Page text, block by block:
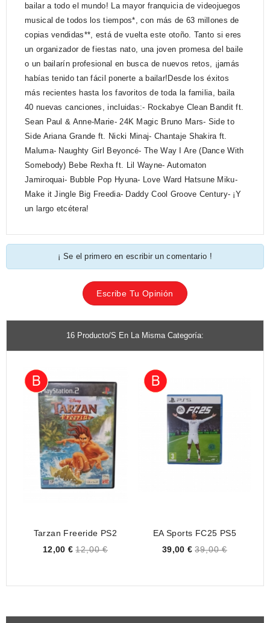
bailar a todo el mundo! La mayor franquicia de videojuegos
musical de todos los tiempos*, con más de 63 millones de
copias vendidas**, está de vuelta este otoño. Tanto si eres
un organizador de fiestas nato, una joven promesa del baile
o un bailarín profesional en busca de nuevos retos, ¡jamás
habías tenido tan fácil ponerte a bailar!Desde los éxitos
más recientes hasta los favoritos de toda la familia, baila
40 nuevas canciones, incluidas:- Rockabye Clean Bandit ft.
Sean Paul & Anne-Marie- 24K Magic Bruno Mars- Side to
Side Ariana Grande ft. Nicki Minaj- Chantaje Shakira ft.
Maluma- Naughty Girl Beyoncé- The Way I Are (Dance With
Somebody) Bebe Rexha ft. Lil Wayne- Automaton
Jamiroquai- Bubble Pop Hyuna- Love Ward Hatsune Miku-
Make it Jingle Big Freedia- Daddy Cool Groove Century- ¡Y
un largo etcétera!
¡ Se el primero en escribir un comentario !
Escribe Tu Opinión
16 Producto/s En La Misma Categoría:
Tarzan Freeride PS2
Price
12,00 € 12,00 €
EA Sports FC25 PS5
Price
39,00 € 39,00 €